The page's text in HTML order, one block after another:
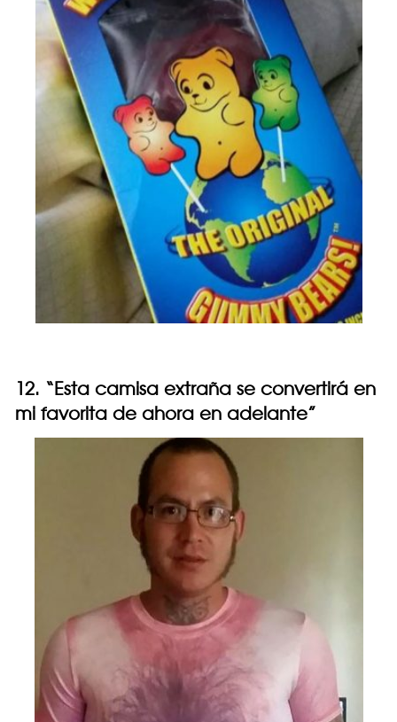
12. “Esta camisa extraña se convertirá en
mi favorita de ahora en adelante”